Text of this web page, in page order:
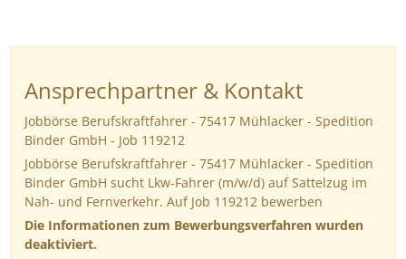
Ansprechpartner & Kontakt
Jobbörse Berufskraftfahrer - 75417 Mühlacker - Spedition
Binder GmbH - Job 119212
Jobbörse Berufskraftfahrer - 75417 Mühlacker - Spedition
Binder GmbH sucht Lkw-Fahrer (m/w/d) auf Sattelzug im
Nah- und Fernverkehr. Auf Job 119212 bewerben
Die Informationen zum Bewerbungsverfahren wurden
deaktiviert.